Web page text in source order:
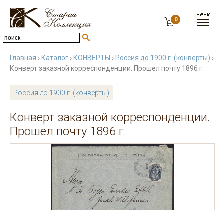
0
Главная › Каталог › КОНВЕРТЫ › Россия до 1900 г. (конверты) ›
Конверт заказной корреспонденции. Прошел почту 1896 г.
Россия до 1900 г. (конверты)
Конверт заказной корреспонденции.
Прошел почту 1896 г.